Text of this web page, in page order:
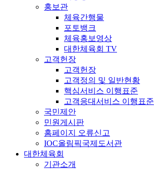
홍보관
체육간행물
포토뱅크
체육홍보영상
대한체육회 TV
고객헌장
고객헌장
고객정의 및 일반현황
핵심서비스 이행표준
고객응대서비스 이행표준
국민제안
민원게시판
홈페이지 오류신고
IOC올림픽국제도서관
대한체육회
기관소개